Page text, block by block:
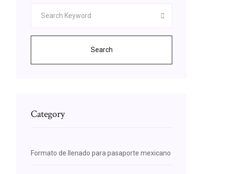
Search
Category
Formato de llenado para pasaporte mexicano